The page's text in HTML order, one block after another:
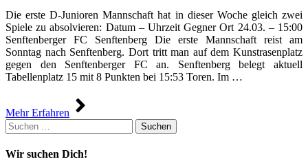
Die erste D-Junioren Mannschaft hat in dieser Woche gleich zwei
Spiele zu absolvieren: Datum – Uhrzeit Gegner Ort 24.03. – 15:00
Senftenberger FC Senftenberg Die erste Mannschaft reist am
Sonntag nach Senftenberg. Dort tritt man auf dem Kunstrasenplatz
gegen den Senftenberger FC an. Senftenberg belegt aktuell
Tabellenplatz 15 mit 8 Punkten bei 15:53 Toren. Im …
Mehr Erfahren
Suchen
nach:
Wir suchen Dich!